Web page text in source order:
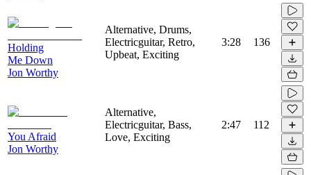
Holding
Me Down
Jon Worthy
Alternative, Drums,
Electricguitar, Retro,
Upbeat, Exciting
3:28 136
You Afraid
Jon Worthy
Alternative,
Electricguitar, Bass,
Love, Exciting
2:47 112